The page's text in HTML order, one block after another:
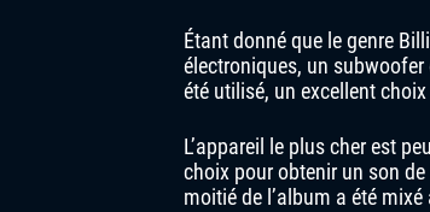
Étant donné que le genre
électroniques, un
été utilisé, un excellent
L’appareil le plus cher est
choix pour obtenir un son
moitié de l’album a été